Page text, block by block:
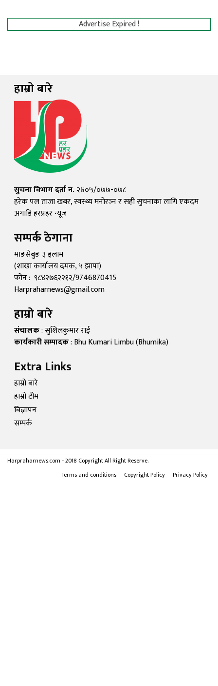
Advertise Expired !
हाम्रो बारे
सुचना विभाग दर्ता न.२४०५/०७७-०७८
हरेक पल ताजा खबर, स्वस्थ्य मनोरञ्न र सही सुचनाका लागि एकदम
अगाडि हरप्रहर न्यूज
सम्पर्क ठेगाना
माङसेबुङ ३ इलाम
(शाखा कार्यालय दमक, ५ झापा)
फोन : ९८४२७६२२१२/9746870415
Harpraharnews@gmail.com
हाम्रो बारे
संचालक: सुशिलकुमार राई
कार्यकारी सम्पादक: Bhu Kumari Limbu (Bhumika)
Extra Links
हाम्रो बारे
हाम्रो टीम
बिज्ञापन
सम्पर्क
Harpraharnews.com - 2018 Copyright All Right Reserve.
Terms and conditions
Copyright Policy Privacy Policy